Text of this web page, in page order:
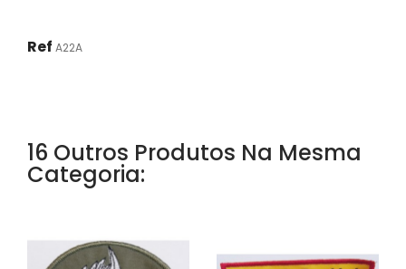
Ref A22A
16 Outros Produtos Na Mesma
Categoria: